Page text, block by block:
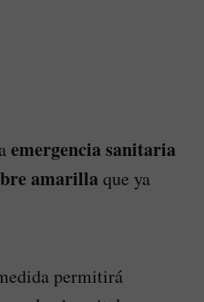
emergencia sanitaria
amarilla que ya
permitirá